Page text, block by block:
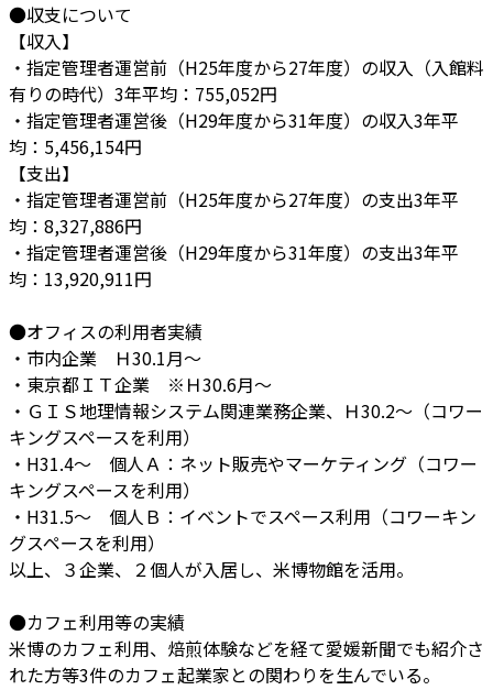
●収支について
【収入】
・指定管理者運営前（H25年度から27年度）の収入（入館料
有りの時代）3年平均：755,052円
・指定管理者運営後（H29年度から31年度）の収入3年平
均：5,456,154円
【支出】
・指定管理者運営前（H25年度から27年度）の支出3年平
均：8,327,886円
・指定管理者運営後（H29年度から31年度）の支出3年平
均：13,920,911円
●オフィスの利用者実績
・市内企業 Ｈ30.1月～
・東京都ＩＴ企業 ※Ｈ30.6月～
・ＧＩＳ地理情報システム関連業務企業、Ｈ30.2～（コワー
キングスペースを利用）
・H31.4～ 個人Ａ：ネット販売やマーケティング（コワー
キングスペースを利用）
・H31.5～ 個人Ｂ：イベントでスペース利用（コワーキン
グスペースを利用）
以上、３企業、２個人が入居し、米博物館を活用。
●カフェ利用等の実績
米博のカフェ利用、焙煎体験などを経て愛媛新聞でも紹介さ
れた方等3件のカフェ起業家との関わりを生んでいる。